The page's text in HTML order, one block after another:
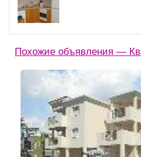
Похожие объявления —